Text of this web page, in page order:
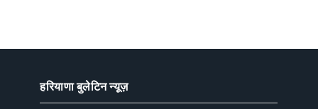
हरियाणा बुलेटिन न्यूज़